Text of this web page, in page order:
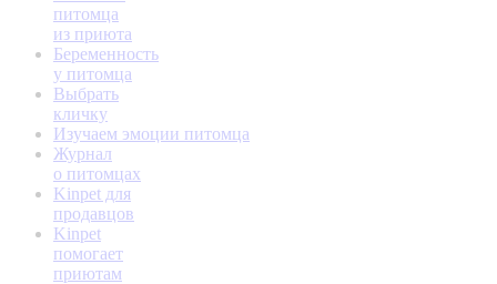
питомца
из приюта
Беременность
у питомца
Выбрать
кличку
Изучаем эмоции питомца
Журнал
о питомцах
Kinpet для
продавцов
Kinpet
помогает
приютам